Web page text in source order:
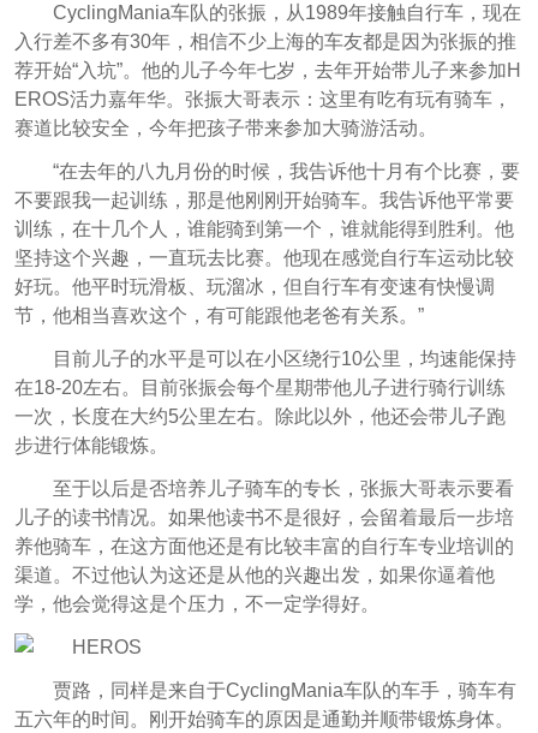
CyclingMania车队的张振，从1989年接触自行车，现在
入行差不多有30年，相信不少上海的车友都是因为张振的推
荐开始“入坑”。他的儿子今年七岁，去年开始带儿子来参加H
EROS活力嘉年华。张振大哥表示：这里有吃有玩有骑车，
赛道比较安全，今年把孩子带来参加大骑游活动。
“在去年的八九月份的时候，我告诉他十月有个比赛，要
不要跟我一起训练，那是他刚刚开始骑车。我告诉他平常要
训练，在十几个人，谁能骑到第一个，谁就能得到胜利。他
坚持这个兴趣，一直玩去比赛。他现在感觉自行车运动比较
好玩。他平时玩滑板、玩溜冰，但自行车有变速有快慢调
节，他相当喜欢这个，有可能跟他老爸有关系。”
目前儿子的水平是可以在小区绕行10公里，均速能保持
在18-20左右。目前张振会每个星期带他儿子进行骑行训练
一次，长度在大约5公里左右。除此以外，他还会带儿子跑
步进行体能锻炼。
至于以后是否培养儿子骑车的专长，张振大哥表示要看
儿子的读书情况。如果他读书不是很好，会留着最后一步培
养他骑车，在这方面他还是有比较丰富的自行车专业培训的
渠道。不过他认为这还是从他的兴趣出发，如果你逼着他
学，他会觉得这是个压力，不一定学得好。
贾路，同样是来自于CyclingMania车队的车手，骑车有
五六年的时间。刚开始骑车的原因是通勤并顺带锻炼身体。